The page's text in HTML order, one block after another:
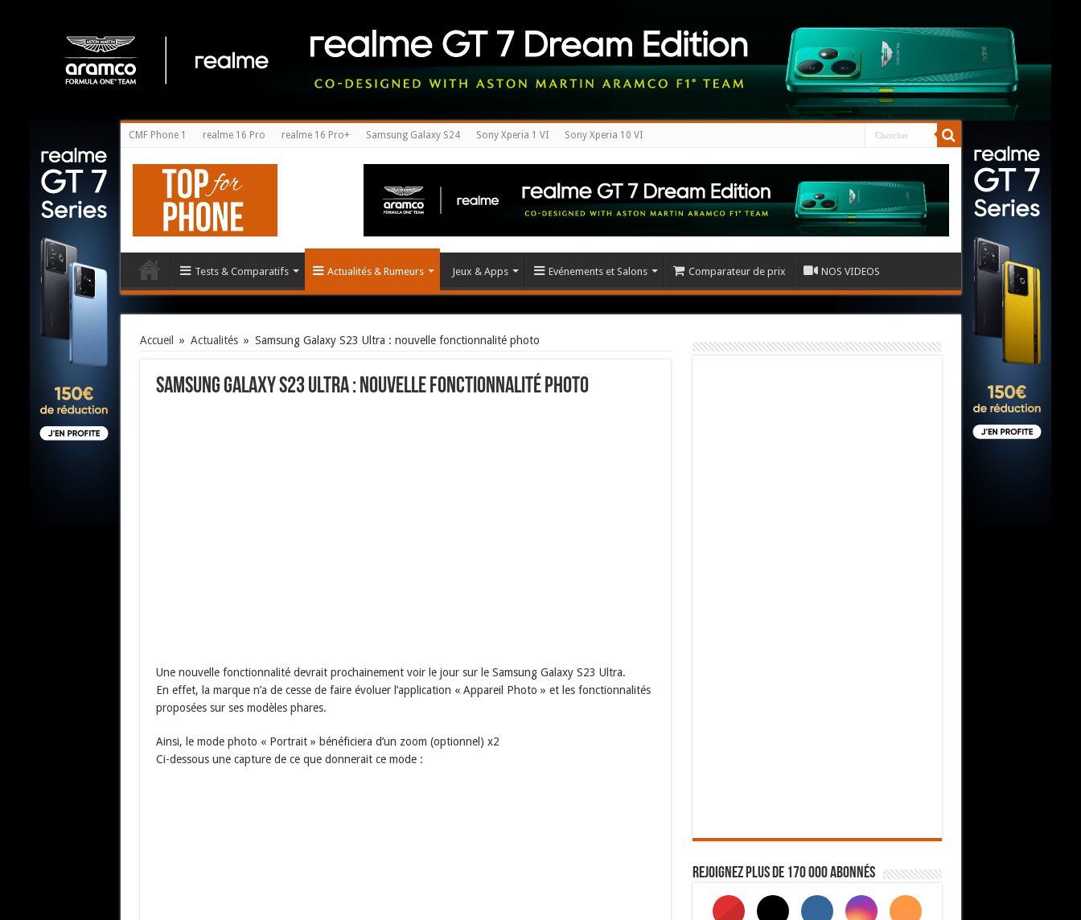
CMF Phone 1 realme 16 Pro realme 16 Pro+ Samsung Galaxy S24 Sony Xperia 1 VI Sony Xperia 10 VI
Tests & Comparatifs Actualités & Rumeurs Jeux & Apps Evénements et Salons Comparateur de prix NOS VIDEOS
Accueil » Actualités » Samsung Galaxy S23 Ultra : nouvelle fonctionnalité photo
Samsung Galaxy S23 Ultra : nouvelle fonctionnalité photo
Une nouvelle fonctionnalité devrait prochainement voir le jour sur le Samsung Galaxy S23 Ultra.
En effet, la marque n’a de cesse de faire évoluer l’application « Appareil Photo » et les fonctionnalités
proposées sur ses modèles phares.
Ainsi, le mode photo « Portrait » bénéficiera d’un zoom (optionnel) x2
Ci-dessous une capture de ce que donnerait ce mode :
Rejoignez plus de 170 000 abonnés